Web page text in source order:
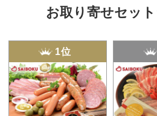
お取り寄せセッ
1位